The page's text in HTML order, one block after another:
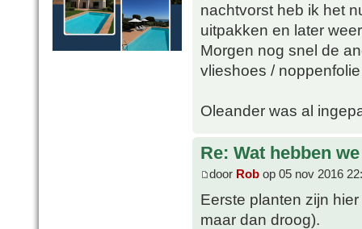
nachtvorst heb ik het
uitpakken en later
Morgen nog snel de
vlieshoes /
Oleander was al
Re: Wat hebben
door Rob op 05 nov 2016
Eerste planten zijn
maar dan droog).